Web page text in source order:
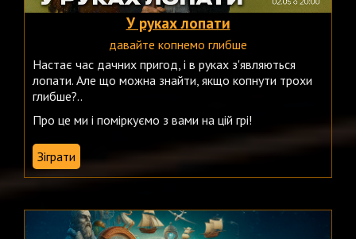
У руках лопати
давайте копнемо глибше
Настає час дачних пригод, і в руках з'являються
лопати. Але що можна знайти, якщо копнути трохи
глибше?..
Про це ми і поміркуємо з вами на цій грі!
Зіграти